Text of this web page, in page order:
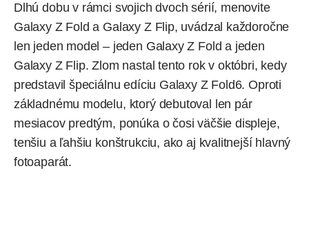
Dlhú dobu v rámci svojich dvoch sérií, menovite
Galaxy Z Fold a Galaxy Z Flip, uvádzal každoročne
len jeden model – jeden Galaxy Z Fold a jeden
Galaxy Z Flip. Zlom nastal tento rok v októbri, kedy
predstavil špeciálnu edíciu Galaxy Z Fold6. Oproti
základnému modelu, ktorý debutoval len pár
mesiacov predtým, ponúka o čosi väčšie displeje,
tenšiu a ľahšiu konštrukciu, ako aj kvalitnejší hlavný
fotoaparát.